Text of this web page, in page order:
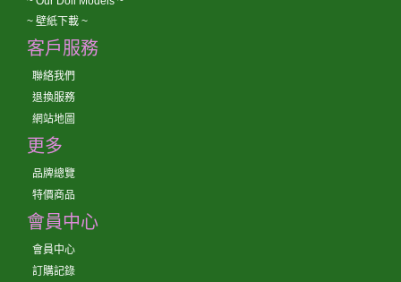
~ 壁紙下載 ~
客戶服務
聯絡我們
退換服務
網站地圖
更多
品牌總覽
特價商品
會員中心
會員中心
訂購記錄